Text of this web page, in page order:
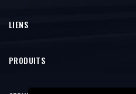
LIENS
PRODUITS